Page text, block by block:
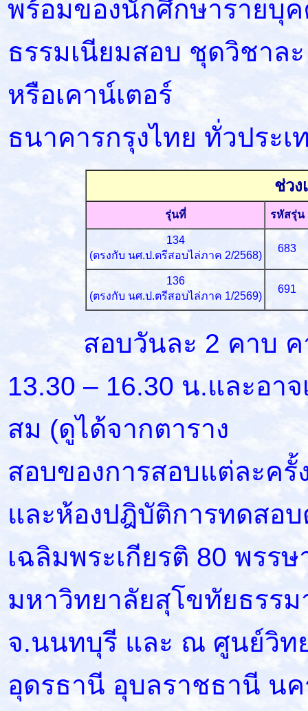
พร้อมของนักศึกษารายบุค
ธรรมเนียมสอบ ชุดวิชาล
หรือเคาน์เตอร์
ธนาคารกรุงไทย ทั่วประเ
ช่วง
รุ่นที่ รหัสรุ่น
134
(ตรงกับ นศ.ป.ตรีสอบไล่ภาค 2/2568)
683
136
(ตรงกับ นศ.ป.ตรีสอบไล่ภาค 1/2569)
691
สอบวันละ 2 คาบ คาบ
13.30 – 16.30 น.และอา
สม (ดูได้จากตาราง
สอบของการสอบแต่ละค
และห้องปฎิบัติการทดสอ
เฉลิมพระเกียรติ 80 พรรษ
มหาวิทยาลัยสุโขทัยธรร
จ.นนทบุรี และ ณ ศูนย์วิท
อุดรธานี อุบลราชธานี น